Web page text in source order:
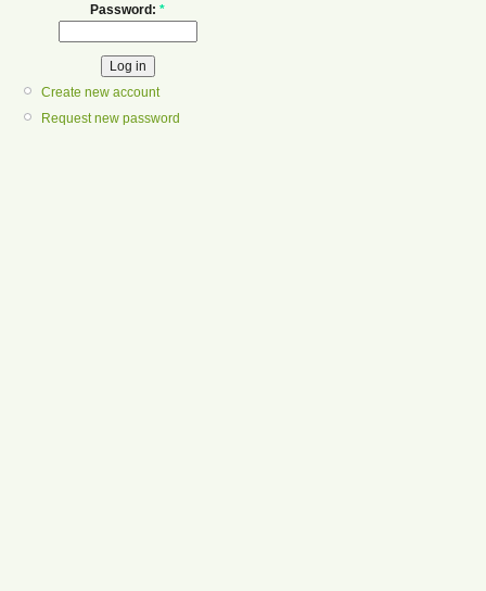
Password: *
Create new account
Request new password